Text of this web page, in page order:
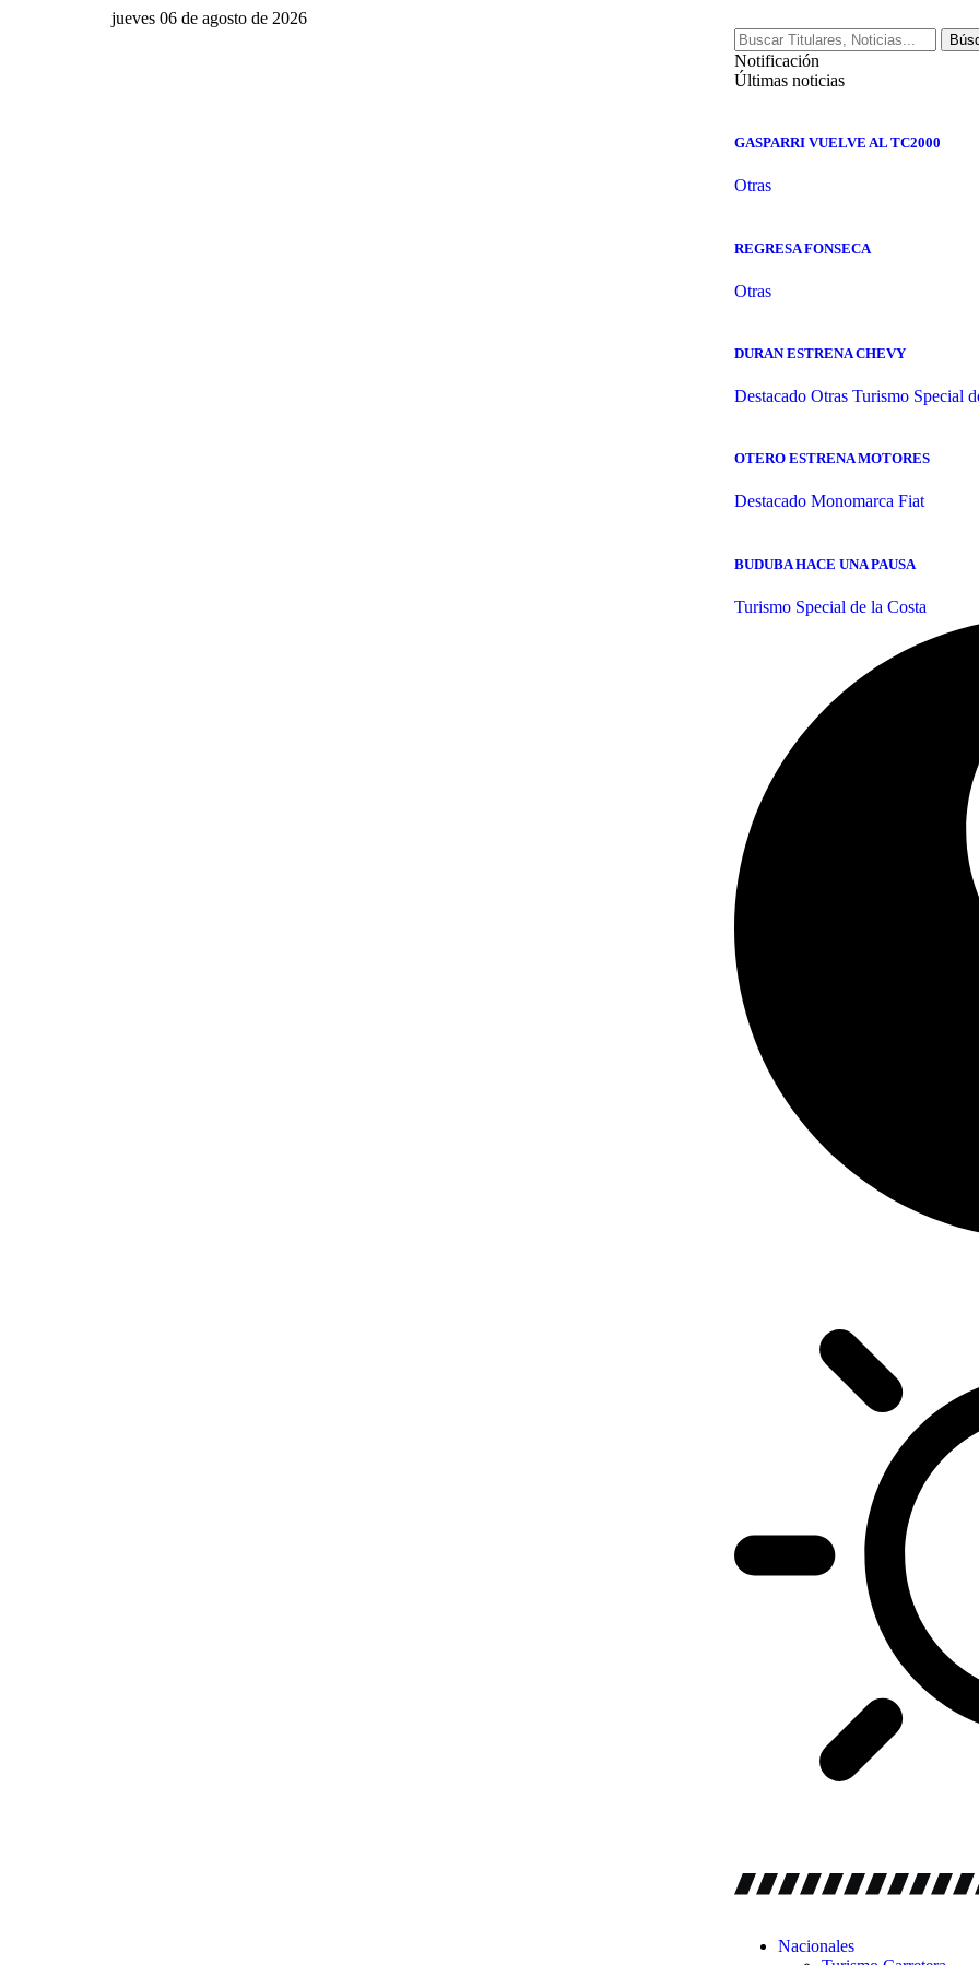
jueves 06 de agosto de 2026
Notificación
Últimas noticias
GASPARRI VUELVE AL TC2000
Otras
REGRESA FONSECA
Otras
DURAN ESTRENA CHEVY
Destacado Otras Turismo Special
OTERO ESTRENA MOTORES
Destacado Monomarca Fiat
BUDUBA HACE UNA PAUSA
Turismo Special de la Costa
Nacionales